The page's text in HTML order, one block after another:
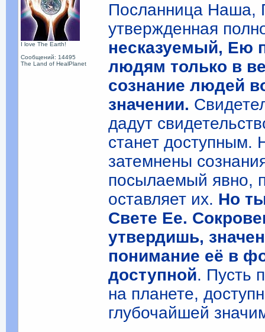
I love The Earth!
Сообщений: 14495
The Land of HealPlanet
Посланница Наша,
утвержденная
несказуемый, Ею
людям только в
сознание людей
значении.
дадут
станет доступным.
затемнены
посылаемый явно,
оставляет их. Но
Свете Ее.
утвердишь,
понимание её в
доступной. Пусть
на планете,
глубочайшей